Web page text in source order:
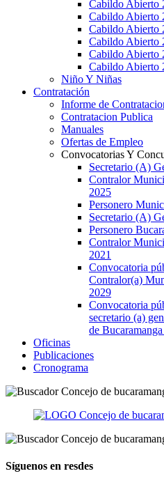
Cabildo Abierto
Cabildo Abierto
Cabildo Abierto
Cabildo Abierto
Cabildo Abierto
Cabildo Abierto
Niño Y Niñas
Contratación
Informe de
Contratacion Publica
Manuales
Ofertas de Empleo
Convocatorias Y
Secretario (A)
Contralor
2025
Personero
Secretario (A)
Personero
Contralor
2021
Convocatoria
Contralor(a)
2029
Convocatoria
secretario (a)
de
Oficinas
Publicaciones
Cronograma
Síguenos en resdes